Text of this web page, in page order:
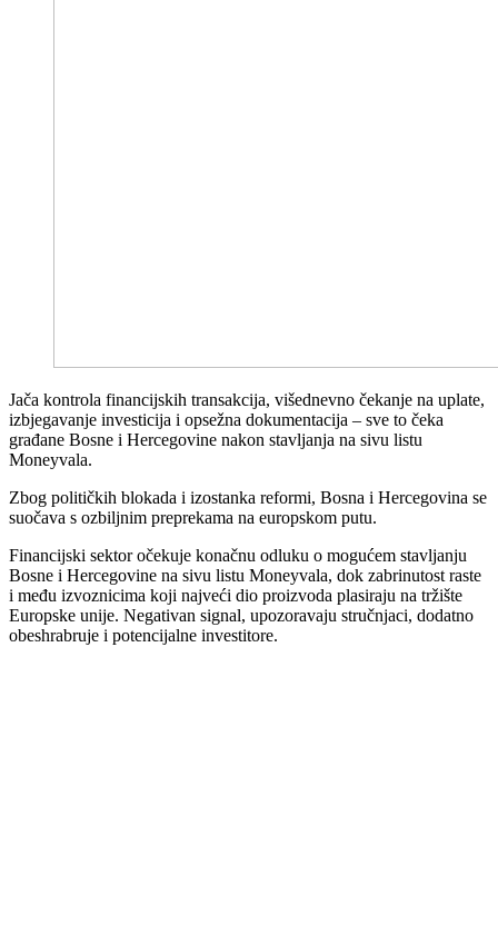
Jača kontrola financijskih transakcija, višednevno čekanje na uplate,
izbjegavanje investicija i opsežna dokumentacija – sve to čeka
građane Bosne i Hercegovine nakon stavljanja na sivu listu
Moneyvala.
Zbog političkih blokada i izostanka reformi, Bosna i Hercegovina se
suočava s ozbiljnim preprekama na europskom putu.
Financijski sektor očekuje konačnu odluku o mogućem stavljanju
Bosne i Hercegovine na sivu listu Moneyvala, dok zabrinutost raste
i među izvoznicima koji najveći dio proizvoda plasiraju na tržište
Europske unije. Negativan signal, upozoravaju stručnjaci, dodatno
obeshrabruje i potencijalne investitore.